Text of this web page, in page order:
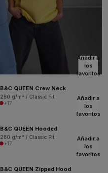
Añadir a
los
favoritos
B&C QUEEN Crew Neck
280 g/m² / Classic Fit
+17
Añadir a
los
favoritos
B&C QUEEN Hooded
280 g/m² / Classic Fit
+17
Añadir a
los
favoritos
B&C QUEEN Zipped Hood